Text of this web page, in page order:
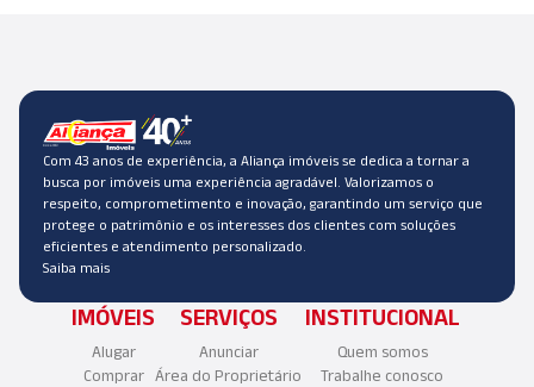
Com 43 anos de experiência, a Aliança imóveis se dedica a tornar a
busca por imóveis uma experiência agradável. Valorizamos o
respeito, comprometimento e inovação, garantindo um serviço que
protege o patrimônio e os interesses dos clientes com soluções
eficientes e atendimento personalizado.
Saiba mais
IMÓVEIS
Alugar
Comprar
SERVIÇOS
Anunciar
Área do Proprietário
INSTITUCIONAL
Quem somos
Trabalhe conosco